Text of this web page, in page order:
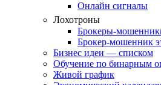
Онлайн сигналы
Лохотроны
Брокеры-
Брокер-мошенник
Бизнес идеи — списком
Обучение по бинарным
Живой график